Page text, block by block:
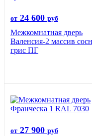
от 24 600 руб
Межкомнатная дверь
Валенсия-2 массив
грис ПГ
от 27 900 руб